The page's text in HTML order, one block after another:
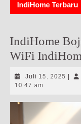
IndiHome Terbaru
IndiHome
WiFi
Juli 15, 2025 Juli
10:47 am